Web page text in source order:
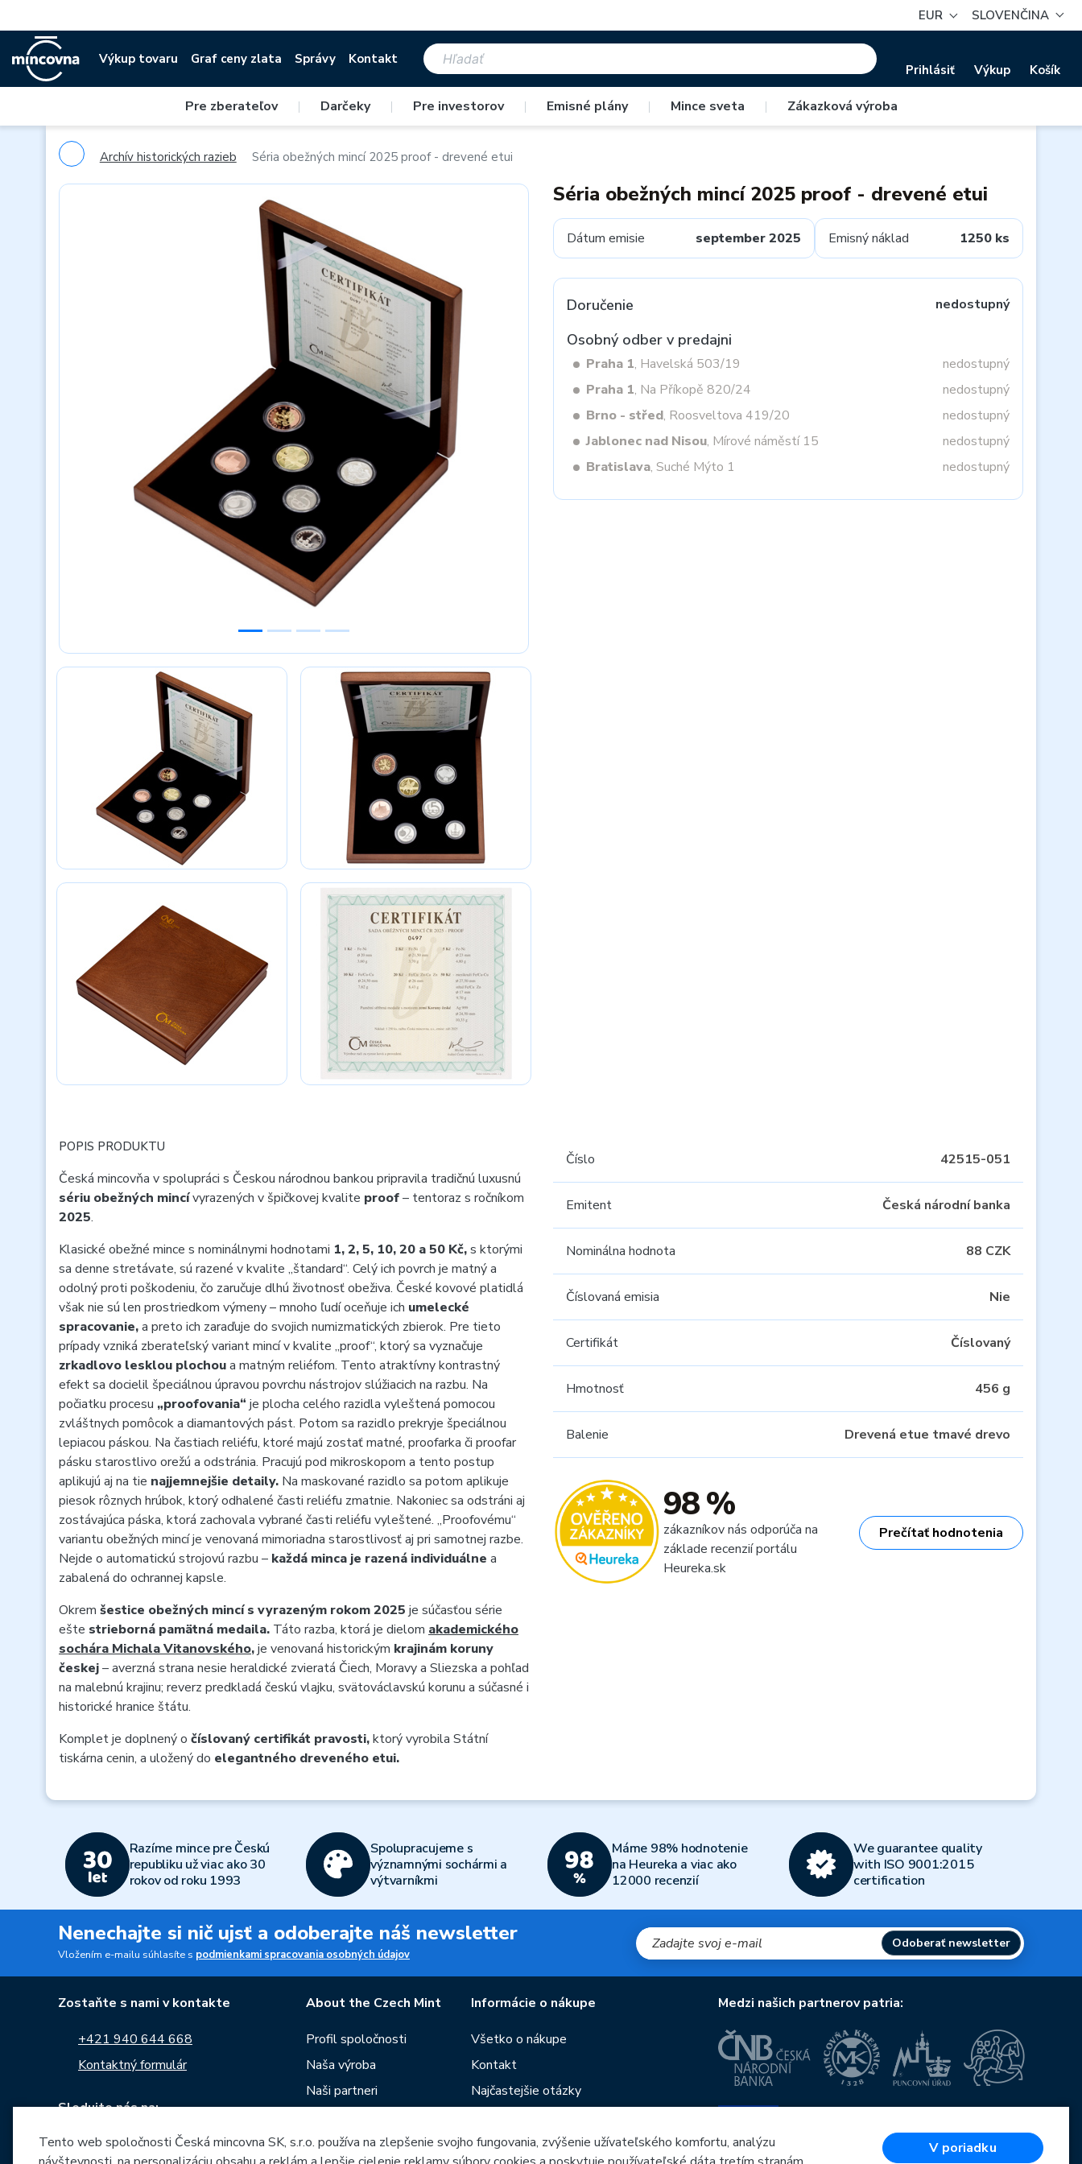
EUR SLOVENČINA
Výkup tovaru Graf ceny zlata Správy Kontakt
Prihlásiť Výkup Košík
Pre zberateľov | Darčeky | Pre investorov | Emisné plány | Mince sveta | Zákazková výroba
Archív historických razieb Séria obežných mincí 2025 proof - drevené etui
Séria obežných mincí 2025 proof - drevené etui
Dátum emisie september 2025 Emisný náklad 1250 ks
Doručenie nedostupný
Osobný odber v predajni
Praha 1, Havelská 503/19
nedostupný
Praha 1, Na Příkopě 820/24
nedostupný
Brno - střed, Roosveltova 419/20
nedostupný
Jablonec nad Nisou, Mírové náměstí 15
nedostupný
Bratislava, Suché Mýto 1 nedostupný
POPIS PRODUKTU
Česká mincovňa v spolupráci s Českou národnou bankou pripravila tradičnú luxusnú
sériu obežných mincívyrazených v špičkovej kvalite proof– tentoraz s ročníkom
2025.
Klasické obežné mince s nominálnymi hodnotami 1, 2, 5, 10, 20 a 50 Kč,s ktorými
sa denne stretávate, sú razené v kvalite „štandard“. Celý ich povrch je matný a
odolný proti poškodeniu, čo zaručuje dlhú životnosť obeživa. České kovové platidlá
však nie sú len prostriedkom výmeny – mnoho ľudí oceňuje ich umelecké
spracovanie,a preto ich zaraďuje do svojich numizmatických zbierok. Pre tieto
prípady vzniká zberateľský variant mincí v kvalite „proof“, ktorý sa vyznačuje
zrkadlovo lesklou plochoua matným reliéfom. Tento atraktívny kontrastný
efekt sa docielil špeciálnou úpravou povrchu nástrojov slúžiacich na razbu. Na
počiatku procesu „proofovania“ je plocha celého razidla vyleštená pomocou
zvláštnych pomôcok a diamantových pást. Potom sa razidlo prekryje špeciálnou
lepiacou páskou. Na častiach reliéfu, ktoré majú zostať matné, proofarka či proofar
pásku starostlivo orežú a odstránia. Pracujú pod mikroskopom a tento postup
aplikujú aj na tie najjemnejšie detaily. Na maskované razidlo sa potom aplikuje
piesok rôznych hrúbok, ktorý odhalené časti reliéfu zmatnie. Nakoniec sa odstráni aj
zostávajúca páska, ktorá zachovala vybrané časti reliéfu vyleštené. „Proofovému“
variantu obežných mincí je venovaná mimoriadna starostlivosť aj pri samotnej razbe.
Nejde o automatickú strojovú razbu – každá minca je razená individuálne a
zabalená do ochrannej kapsle.
Okrem šestice obežných mincí s vyrazeným rokom 2025 je súčasťou série
ešte strieborná pamätná medaila. Táto razba, ktorá je dielom akademického
sochára Michala Vitanovského,je venovaná historickým krajinám koruny
českej– averzná strana nesie heraldické zvieratá Čiech, Moravy a Sliezska a pohľad
na malebnú krajinu; reverz predkladá českú vlajku, svätováclavskú korunu a súčasné i
historické hranice štátu.
Komplet je doplnený o číslovaný certifikát pravosti,ktorý vyrobila Státní
tiskárna cenin, a uložený do elegantného dreveného etui.
Číslo 42515-051
Emitent Česká národní banka
Nominálna hodnota 88 CZK
Číslovaná emisia Nie
Certifikát Číslovaný
Hmotnosť 456 g
Balenie Drevená etue tmavé drevo
98 %
zákazníkov nás odporúča na
základe recenzií portálu
Heureka.sk
Prečítať hodnotenia
Razíme mince pre Českú
republiku už viac ako 30
rokov od roku 1993
Spolupracujeme s
významnými sochármi a
výtvarníkmi
Máme 98% hodnotenie
na Heureka a viac ako
12000 recenzií
We guarantee quality
with ISO 9001:2015
certification
Nenechajte si nič ujsť a odoberajte náš newsletter
Vložením e-mailu súhlasíte s podmienkami spracovania osobných údajov
Odoberať newsletter
Zostaňte s nami v kontakte
+421 940 644 668
Kontaktný formulár
Sledujte nás na:
About the Czech Mint
Profil spoločnosti
Naša výroba
Naši partneri
Správy
Informácie o nákupe
Všetko o nákupe
Kontakt
Najčastejšie otázky
Predajne Českej mincovne
Medzi našich partnerov patria:
OP Podnikanie a inovácie pre konkurencieschopnosť
Európska únia
Tento web spoločnosti Česká mincovna SK, s.r.o. používa na zlepšenie svojho fungovania, zvýšenie užívateľského komfortu, analýzu
V poriadku